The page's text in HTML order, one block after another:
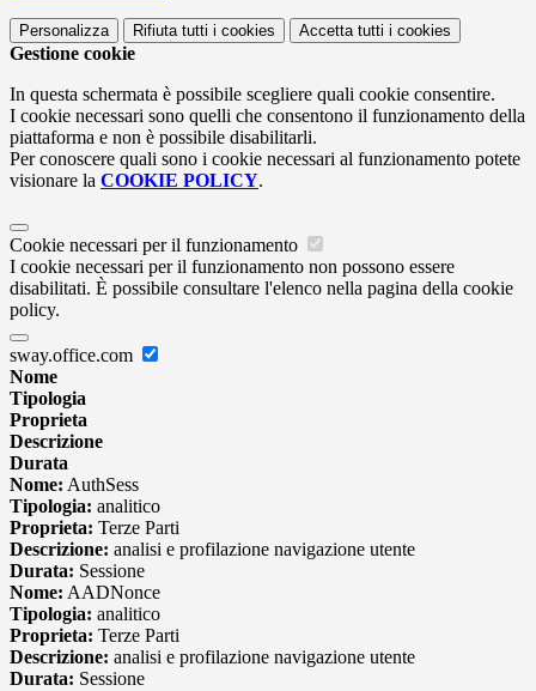
Personalizza Rifiuta tutti i cookies Accetta tutti i cookies
Gestione cookie
In questa schermata è possibile scegliere quali cookie consentire.
I cookie necessari sono quelli che consentono il funzionamento della
piattaforma e non è possibile disabilitarli.
Per conoscere quali sono i cookie necessari al funzionamento potete
visionare la COOKIE POLICY.
Cookie necessari per il funzionamento
I cookie necessari per il funzionamento non possono essere
disabilitati. È possibile consultare l'elenco nella pagina della cookie
policy.
sway.office.com
Nome
Tipologia
Proprieta
Descrizione
Durata
Nome: AuthSess
Tipologia: analitico
Proprieta: Terze Parti
Descrizione: analisi e profilazione navigazione utente
Durata: Sessione
Nome: AADNonce
Tipologia: analitico
Proprieta: Terze Parti
Descrizione: analisi e profilazione navigazione utente
Durata: Sessione